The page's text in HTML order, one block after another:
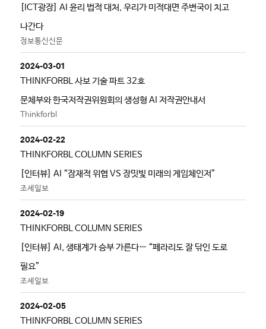
[ICT광장] AI 윤리 법적 대처, 우리가 미적대면 주변국이 치고
나간다
정보통신신문
2024-03-01
THINKFORBL 사보 기술 파트 32호
문체부와 한국저작권위원회의 생성형 AI 저작권안내서
Thinkforbl
2024-02-22
THINKFORBL COLUMN SERIES
[인터뷰] AI “잠재적 위협 VS 장밋빛 미래의 게임체인저”
조세일보
2024-02-19
THINKFORBL COLUMN SERIES
[인터뷰] AI, 생태계가 승부 가른다… “페라리도 잘 닦인 도로
필요”
조세일보
2024-02-05
THINKFORBL COLUMN SERIES